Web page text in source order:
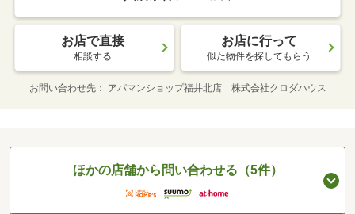
お店で直接
相談する
お店に行って
似た物件を探してもらう
お問い合わせ先 アパマンショップ福井北店 株式会社クロダハウス
ほかの店舗から問い合わせる（5件）